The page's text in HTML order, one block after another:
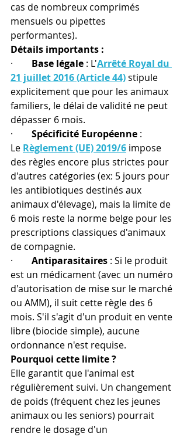
cas de nombreux comprimés
mensuels ou pipettes
performantes).
Détails importants :
· Base légale : L'Arrêté Royal du
21 juillet 2016 (Article 44) stipule
explicitement que pour les animaux
familiers, le délai de validité ne peut
dépasser 6 mois.
· Spécificité Européenne :
Le Règlement (UE) 2019/6 impose
des règles encore plus strictes pour
d'autres catégories (ex: 5 jours pour
les antibiotiques destinés aux
animaux d'élevage), mais la limite de
6 mois reste la norme belge pour les
prescriptions classiques d'animaux
de compagnie.
· Antiparasitaires : Si le produit
est un médicament (avec un numéro
d'autorisation de mise sur le marché
ou AMM), il suit cette règle des 6
mois. S'il s'agit d'un produit en vente
libre (biocide simple), aucune
ordonnance n'est requise.
Pourquoi cette limite ?
Elle garantit que l'animal est
régulièrement suivi. Un changement
de poids (fréquent chez les jeunes
animaux ou les seniors) pourrait
rendre le dosage d'un